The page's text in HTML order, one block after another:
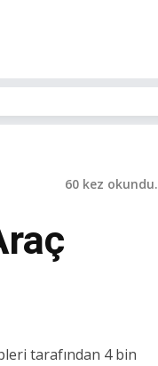
60 kez okundu.
tarafından 4 bin